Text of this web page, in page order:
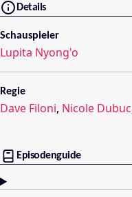
Details
Schauspieler
Lupita Nyong'o
Regie
Dave Filoni, Nicole Dubuc
Episodenguide